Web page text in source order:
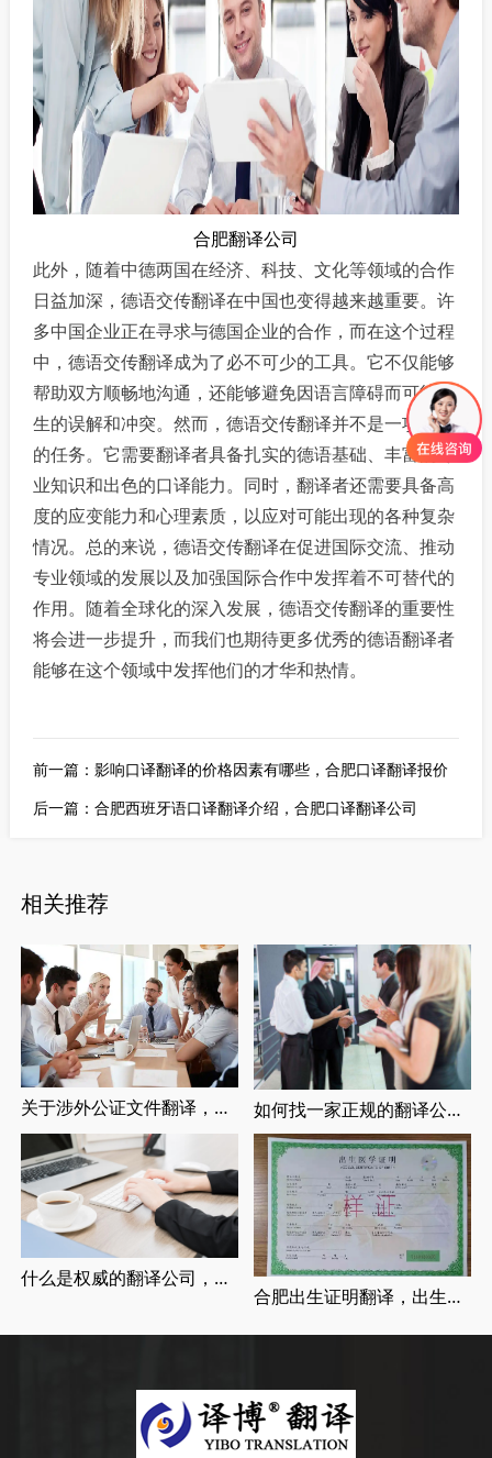
合肥翻译公司
此外，随着中德两国在经济、科技、文化等领域的合作
日益加深，德语交传翻译在中国也变得越来越重要。许
多中国企业正在寻求与德国企业的合作，而在这个过程
中，德语交传翻译成为了必不可少的工具。它不仅能够
帮助双方顺畅地沟通，还能够避免因语言障碍而可能产
生的误解和冲突。然而，德语交传翻译并不是一项简单
的任务。它需要翻译者具备扎实的德语基础、丰富的专
业知识和出色的口译能力。同时，翻译者还需要具备高
度的应变能力和心理素质，以应对可能出现的各种复杂
情况。总的来说，德语交传翻译在促进国际交流、推动
专业领域的发展以及加强国际合作中发挥着不可替代的
作用。随着全球化的深入发展，德语交传翻译的重要性
将会进一步提升，而我们也期待更多优秀的德语翻译者
能够在这个领域中发挥他们的才华和热情。
前一篇：影响口译翻译的价格因素有哪些，合肥口译翻译报价
后一篇：合肥西班牙语口译翻译介绍，合肥口译翻译公司
相关推荐
关于涉外公证文件翻译，涉外婚姻登记，留学翻译介绍 如何找一家正规的翻译公司，找正规翻译公司有哪些要求
什么是权威的翻译公司，正规翻译公司介绍
合肥出生证明翻译，出生证明翻译认证流程